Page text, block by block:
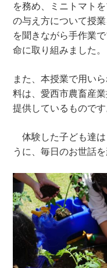
を務め、ミニトマト
の与え方について授
を聞きながら手作業
命に取り組みました。
また、本授業で用い
料は、愛西市農畜産
提供しているものです
体験した子ども達は
うに、毎日のお世話